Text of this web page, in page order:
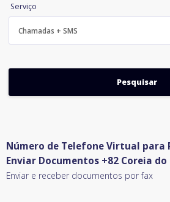
Serviço
Chamadas + SMS
Número de Telefone Virtual para
Enviar Documentos +82 Coreia do
Enviar e receber documentos por fax